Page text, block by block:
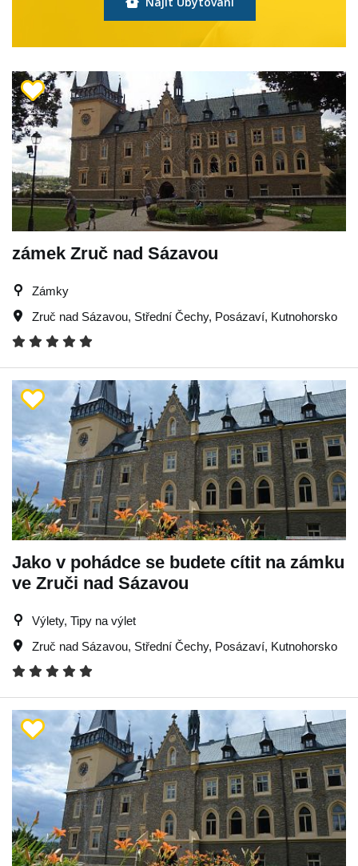
zámek Zruč nad Sázavou
Zámky
Zruč nad Sázavou, Střední Čechy, Posázaví, Kutnohorsko
Jako v pohádce se budete cítit na zámku
ve Zruči nad Sázavou
Výlety, Tipy na výlet
Zruč nad Sázavou, Střední Čechy, Posázaví, Kutnohorsko